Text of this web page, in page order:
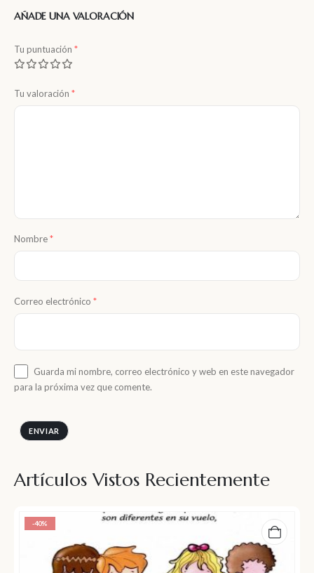
AÑADE UNA VALORACIÓN
Tu puntuación *
Tu valoración *
Nombre*
Correo electrónico *
Guarda mi nombre, correo electrónico y web en este navegador
para la próxima vez que comente.
Artículos Vistos Recientemente
-40%